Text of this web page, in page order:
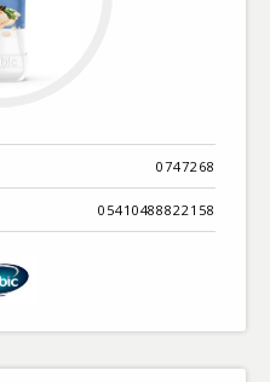
0747268
05410488822158